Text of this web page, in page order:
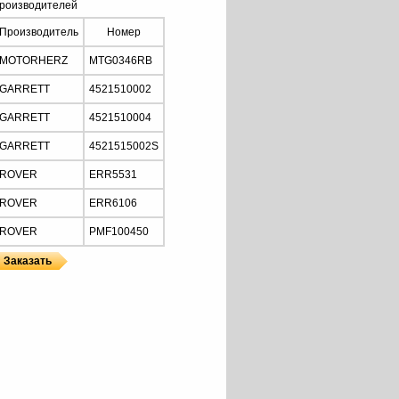
Производитель Номер
MOTORHERZ MTG0346RB
GARRETT 4521510002
GARRETT 4521510004
GARRETT 4521515002S
ROVER ERR5531
ROVER ERR6106
ROVER PMF100450